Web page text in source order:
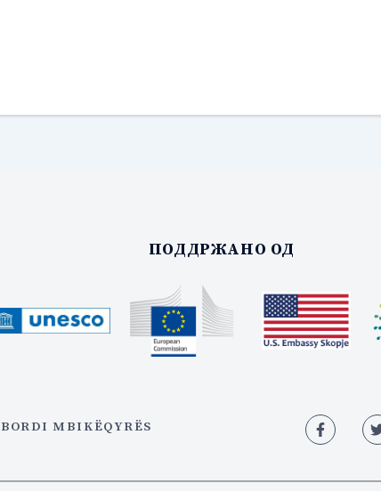
ПОДДРЖАНО ОД
BORDI MBIKËQYRËS